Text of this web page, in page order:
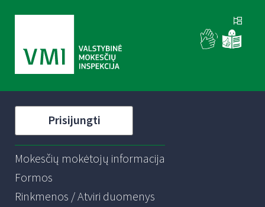
Prisijungti
Mokesčių mokėtojų informacija
Formos
Rinkmenos / Atviri duomenys